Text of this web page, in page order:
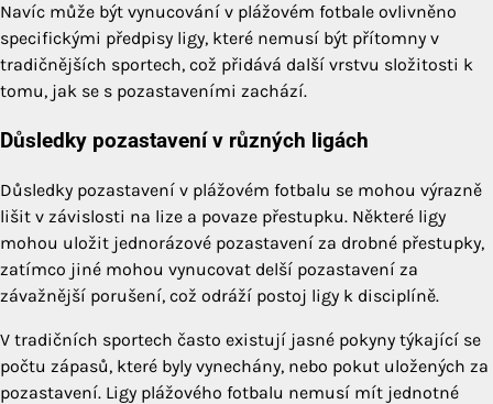
Navíc může být vynucování v plážovém fotbale ovlivněno
specifickými předpisy ligy, které nemusí být přítomny v
tradičnějších sportech, což přidává další vrstvu složitosti k
tomu, jak se s pozastaveními zachází.
Důsledky pozastavení v různých ligách
Důsledky pozastavení v plážovém fotbalu se mohou výrazně
lišit v závislosti na lize a povaze přestupku. Některé ligy
mohou uložit jednorázové pozastavení za drobné přestupky,
zatímco jiné mohou vynucovat delší pozastavení za
závažnější porušení, což odráží postoj ligy k disciplíně.
V tradičních sportech často existují jasné pokyny týkající se
počtu zápasů, které byly vynechány, nebo pokut uložených za
pozastavení. Ligy plážového fotbalu nemusí mít jednotné